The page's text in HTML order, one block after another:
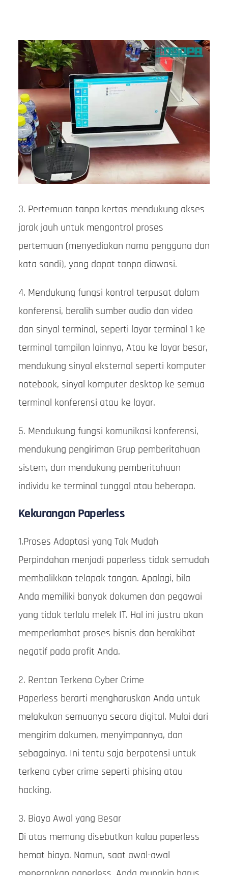
3. Pertemuan tanpa kertas mendukung akses
jarak jauh untuk mengontrol proses
pertemuan (menyediakan nama pengguna dan
kata sandi), yang dapat tanpa diawasi.
4. Mendukung fungsi kontrol terpusat dalam
konferensi, beralih sumber audio dan video
dan sinyal terminal, seperti layar terminal 1 ke
terminal tampilan lainnya, Atau ke layar besar,
mendukung sinyal eksternal seperti komputer
notebook, sinyal komputer desktop ke semua
terminal konferensi atau ke layar.
5. Mendukung fungsi komunikasi konferensi,
mendukung pengiriman Grup pemberitahuan
sistem, dan mendukung pemberitahuan
individu ke terminal tunggal atau beberapa.
Kekurangan Paperless
1.Proses Adaptasi yang Tak Mudah
Perpindahan menjadi paperless tidak semudah
membalikkan telapak tangan. Apalagi, bila
Anda memiliki banyak dokumen dan pegawai
yang tidak terlalu melek IT. Hal ini justru akan
memperlambat proses bisnis dan berakibat
negatif pada profit Anda.
2. Rentan Terkena Cyber Crime
Paperless berarti mengharuskan Anda untuk
melakukan semuanya secara digital. Mulai dari
mengirim dokumen, menyimpannya, dan
sebagainya. Ini tentu saja berpotensi untuk
terkena cyber crime seperti phising atau
hacking.
3. Biaya Awal yang Besar
Di atas memang disebutkan kalau paperless
hemat biaya. Namun, saat awal-awal